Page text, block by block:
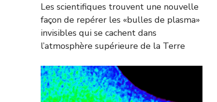
Les scientifiques trouvent une nouvelle
façon de repérer les «bulles de plasma»
invisibles qui se cachent dans
l’atmosphère supérieure de la Terre